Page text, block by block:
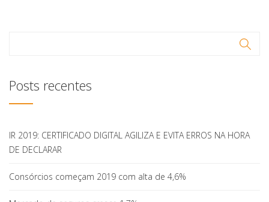
Posts recentes
IR 2019: CERTIFICADO DIGITAL AGILIZA E EVITA ERROS NA HORA
DE DECLARAR
Consórcios começam 2019 com alta de 4,6%